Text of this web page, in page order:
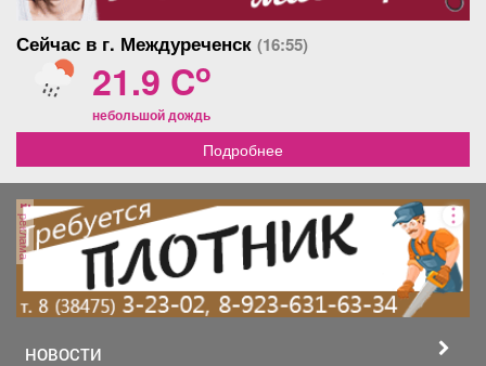
Сейчас в г. Междуреченск (16:55)
21.9 Co
небольшой дождь
Подробнее
реклама
НОВОСТИ